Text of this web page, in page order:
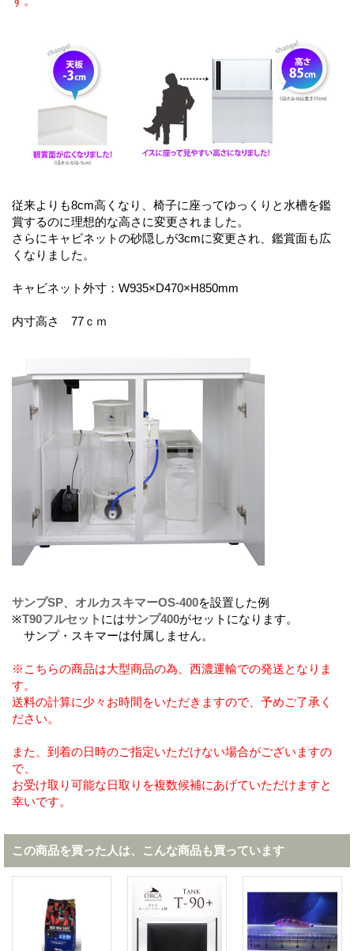
従来よりも8cm高くなり、椅子に座ってゆっくりと水槽を鑑
賞するのに理想的な高さに変更されました。
さらにキャビネットの砂隠しが3cmに変更され、鑑賞面も広
くなりました。
キャビネット外寸：W935×D470×H850mm
内寸高さ 77ｃｍ
サンプSP オルカスキマーOS-400を設置した例
※T90フルセット にはサンプ400がセットになります。
サンプ・スキマーは付属しません。
※こちらの商品は大型商品の為、西濃運輸での発送となりま
す。
送料の計算に少々お時間をいただきますので、予めご了承く
ださい。
また、到着の日時のご指定いただけない場合がございますの
で、
お受け取り可能な日取りを複数候補にあげていただけますと
幸いです。
この商品を買った人は、こんな商品も買っています